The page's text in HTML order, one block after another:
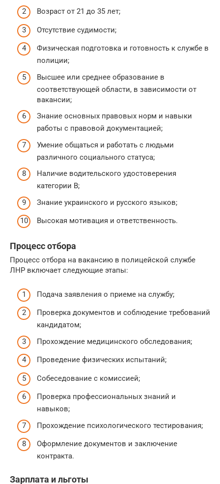
Возраст от 21 до 35 лет;
Отсутствие судимости;
Физическая подготовка и готовность к службе в
полиции;
Высшее или среднее образование в
соответствующей области, в зависимости от
вакансии;
Знание основных правовых норм и навыки
работы с правовой документацией;
Умение общаться и работать с людьми
различного социального статуса;
Наличие водительского удостоверения
категории B;
Знание украинского и русского языков;
Высокая мотивация и ответственность.
Процесс отбора
Процесс отбора на вакансию в полицейской службе
ЛНР включает следующие этапы:
Подача заявления о приеме на службу;
Проверка документов и соблюдение требований
кандидатом;
Прохождение медицинского обследования;
Проведение физических испытаний;
Собеседование с комиссией;
Проверка профессиональных знаний и
навыков;
Прохождение психологического тестирования;
Оформление документов и заключение
контракта.
Зарплата и льготы